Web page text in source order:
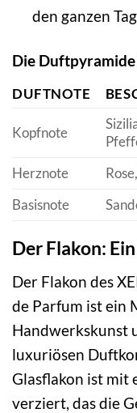
den ganzen
Die
DUFTNOTE
Kopfnote
Herznote
Basisnote
Der Flakon:
Der Flakon des
de Parfum ist ein
Handwerkskunst
luxuriösen
Glasflakon ist mit
verziert, das die